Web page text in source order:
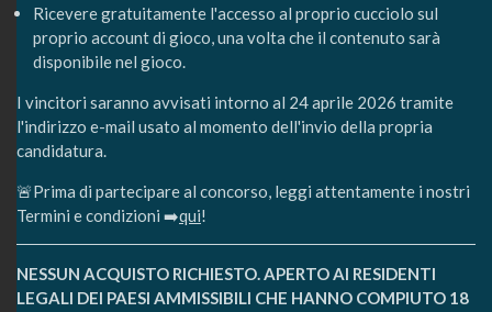
Ricevere gratuitamente l'accesso al proprio cucciolo sul
proprio account di gioco, una volta che il contenuto sarà
disponibile nel gioco.
I vincitori saranno avvisati intorno al 24 aprile 2026 tramite
l'indirizzo e-mail usato al momento dell'invio della propria
candidatura.
🚨Prima di partecipare al concorso, leggi attentamente i nostri
Termini e condizioni ➡️qui!
NESSUN ACQUISTO RICHIESTO. APERTO AI RESIDENTI
LEGALI DEI PAESI AMMISSIBILI CHE HANNO COMPIUTO 18